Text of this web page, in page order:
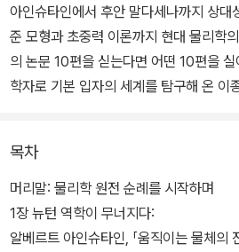
아인슈타인에서 후안 말다세나까지 상대
준 모형과 초중력 이론까지 현대 물리학
의 논문 10편을 싣는다면 어떤 10편을
학자로 기본 입자의 세계를 탐구해 온 이
이종필 박사는 현대 물리학의 역사에서
10편의 논문 원전을 순례하면서 그 논문
배경과 그 논문이 등장함으로써 만들어진
학자들의 창의성의 원천이 무엇이었는
목차
머리말: 물리학 원전 순례를 시작하며
1장 뉴턴 역학이 무너지다:
알베르트 아인슈타인, 「움직이는 물체의